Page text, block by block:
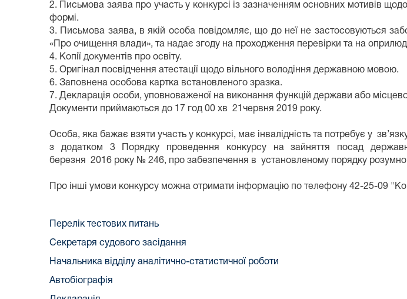
2. Письмова заява про участь у конкурсі із зазначенням основних мотивів
формі.
3. Письмова заява, в якій особа повідомляє, що до неї не застосовуються
«Про очищення влади», та надає згоду на проходження перевірки та на
4. Копії документів про освіту.
5. Оригінал посвідчення атестації щодо вільного володіння державною мовою.
6. Заповнена особова картка встановленого зразка.
7. Декларація особи, уповноваженої на виконання функцій держави або
Документи приймаються до 17 год 00 хв 21червня 2019 року.
Особа, яка бажає взяти участь у конкурсі, має інвалідність та потребує у
з додатком 3 Порядку проведення конкурсу на зайняття посад
березня 2016 року № 246, про забезпечення в установленому порядку
Про інші умови конкурсу можна отримати інформацію по телефону 42-25-09
Перелік тестових питань
Cекретаря судового засідання
Начальника відділу аналітично-статистичної роботи
Автобіографія